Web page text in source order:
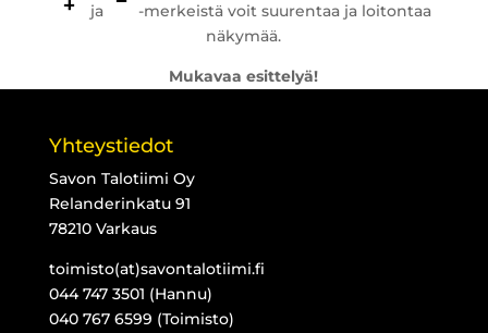
ja
-merkeistä voit suurentaa ja loitontaa
näkymää.
Mukavaa esittelyä!
Yhteystiedot
Savon Talotiimi Oy
Relanderinkatu 91
78210 Varkaus
toimisto(at)savontalotiimi.fi
044 747 3501 (Hannu)
040 767 6599 (Toimisto)